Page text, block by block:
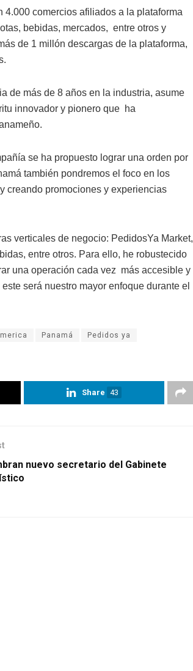
comercios afiliados a la plataforma
bebidas, mercados, entre otros y
de 1 millón descargas de la plataforma,
de más de 8 años en la industria, asume
innovador y pionero que ha
se ha propuesto lograr una orden por
también pondremos el foco en los
creando promociones y experiencias
verticales de negocio: PedidosYa Market,
entre otros. Para ello, he robustecido
una operación cada vez más accesible y
será nuestro mayor enfoque durante el
Panamá Pedidos ya
Share 43
nuevo secretario del Gabinete